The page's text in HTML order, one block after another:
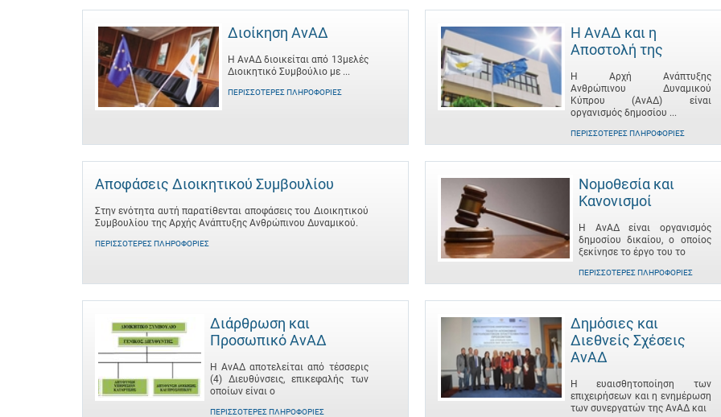
Διοίκηση ΑνΑΔ
Η ΑνΑΔ διοικείται από 13μελές
Διοικητικό Συμβούλιο με ...
ΠΕΡΙΣΣΌΤΕΡΕΣ ΠΛΗΡΟΦΟΡΊΕΣ
Η ΑνΑΔ και η
Αποστολή της
Η Αρχή Ανάπτυξης
Ανθρώπινου Δυναμικού
Κύπρου (ΑνΑΔ) είναι
οργανισμός δημοσίου ...
ΠΕΡΙΣΣΌΤΕΡΕΣ ΠΛΗΡΟΦΟΡΊΕΣ
Αποφάσεις Διοικητικού Συμβουλίου
Στην ενότητα αυτή παρατίθενται αποφάσεις του Διοικητικού
Συμβουλίου της Αρχής Ανάπτυξης Ανθρώπινου Δυναμικού.
ΠΕΡΙΣΣΌΤΕΡΕΣ ΠΛΗΡΟΦΟΡΊΕΣ
Νομοθεσία και
Κανονισμοί
Η ΑνΑΔ είναι οργανισμός
δημοσίου δικαίου, ο οποίος
ξεκίνησε το έργο του το
ΠΕΡΙΣΣΌΤΕΡΕΣ ΠΛΗΡΟΦΟΡΊΕΣ
Διάρθρωση και
Προσωπικό ΑνΑΔ
Η ΑνΑΔ αποτελείται από τέσσερις
(4) Διευθύνσεις, επικεφαλής των
οποίων είναι ο
ΠΕΡΙΣΣΌΤΕΡΕΣ ΠΛΗΡΟΦΟΡΊΕΣ
Δημόσιες και
Διεθνείς Σχέσεις
ΑνΑΔ
Η ευαισθητοποίηση των
επιχειρήσεων και η ενημέρωση
των συνεργατών της ΑνΑΔ και